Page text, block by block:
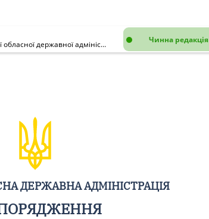
Чинна редакція
Про внесення змін до Положення про управління у справах преси та інформації Луганської обласної державної адміністрації
ДЕРЖАВНА АДМІНІСТРАЦІЯ